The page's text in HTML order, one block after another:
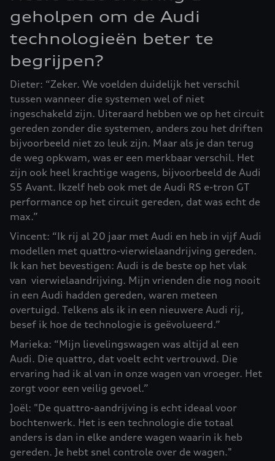
geholpen om de Audi
technologieën beter te
begrijpen?
Dieter: “Zeker. We voelden duidelijk het verschil
tussen wanneer die systemen wel of niet
ingeschakeld zijn. Uiteraard hebben we op het circuit
gereden zonder die systemen, anders zou het driften
bijvoorbeeld niet zo leuk zijn. Maar als je dan terug
de weg opkwam, was er een merkbaar verschil. Het
zijn ook heel krachtige wagens, bijvoorbeeld de Audi
S5 Avant. Ikzelf heb ook met de Audi RS e-tron GT
performance op het circuit gereden, dat was echt de
max.”
Vincent: “Ik rij al 20 jaar met Audi en heb in vijf Audi
modellen met quattro-vierwielaandrijving gereden.
Ik kan het bevestigen: Audi is de beste op het vlak
van vierwielaandrijving. Mijn vrienden die nog nooit
in een Audi hadden gereden, waren meteen
overtuigd. Telkens als ik in een nieuwere Audi rij,
besef ik hoe de technologie is geëvolueerd.”
Marieka: “Mijn lievelingswagen was altijd al een
Audi. Die quattro, dat voelt echt vertrouwd. Die
ervaring had ik al van in onze wagen van vroeger. Het
zorgt voor een veilig gevoel.”
Joël: "De quattro-aandrijving is echt ideaal voor
bochtenwerk. Het is een technologie die totaal
anders is dan in elke andere wagen waarin ik heb
gereden. Je hebt snel controle over de wagen."